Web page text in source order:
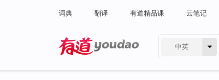
词典 翻译 有道精品课 云笔记
中英